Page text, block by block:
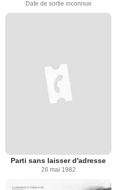
Date de sortie inconnue
Parti sans laisser d'adresse
26 mai 1982